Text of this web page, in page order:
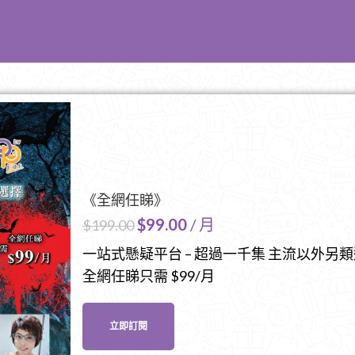
《全網任睇》
$199.00$99.00 / 月
一站式懸疑平台 – 超過一千集 主流以外另
全網任睇只需 $99/月
立即訂閱